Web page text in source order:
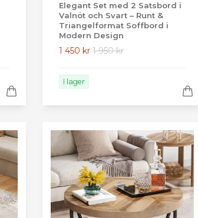
Elegant Set med 2 Satsbord i
Valnöt och Svart – Runt &
Triangelformat Soffbord i
Modern Design
1 450 kr 1 950 kr
I lager